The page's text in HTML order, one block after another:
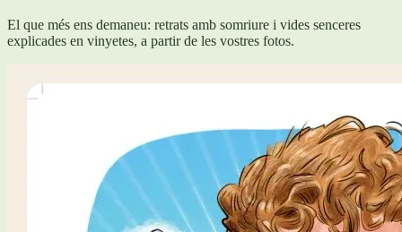
El que més ens demaneu: retrats amb somriure i vides senceres
explicades en vinyetes, a partir de les vostres fotos.